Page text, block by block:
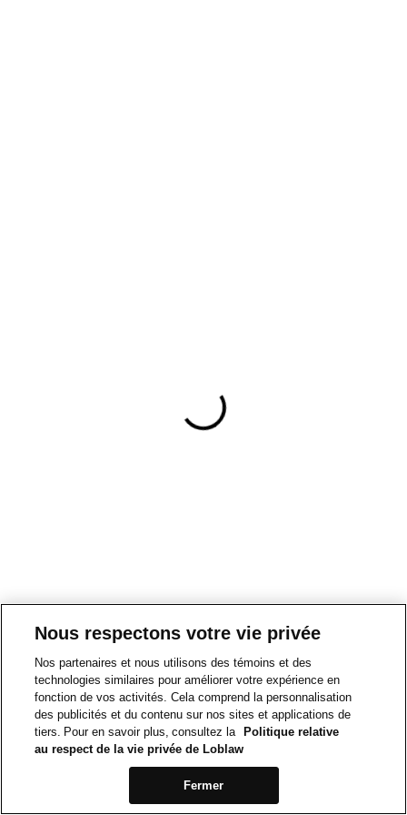
Nous respectons votre vie privée
Nos partenaires et nous utilisons des témoins et des
technologies similaires pour améliorer votre expérience en
fonction de vos activités. Cela comprend la personnalisation
des publicités et du contenu sur nos sites et applications de
tiers. Pour en savoir plus, consultez la
Politique relative
au respect de la vie privée de Loblaw
Fermer